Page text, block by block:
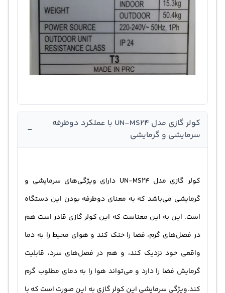
کولر گازی مدل UN-MS24 با عملکرد دوطرفه
سرمایشی و گرمایشی
-
کولر گازی مدل UN-MS24 دارای ویژگی‌های سرمایشی و
گرمایشی می‌باشد که به معنای دوطرفه بودن این دستگاه
است. این به این معناست که این کولر گازی قادر است هم
در فصل‌های گرم، فضا را خنک کند و هوای محیط را به دما
واقعی خود نزدیک کند، و هم در فصل‌های سرد، قابلیت
گرمایش فضا را دارد و می‌تواند هوا را به دمای مطلوب گرم
کند.ویژگی سرمایشی این کولر گازی به این صورت است که با